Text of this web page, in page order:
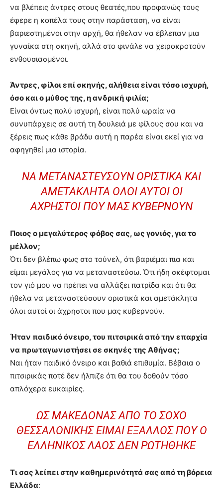
να βλέπεις άντρες στους θεατές,που προφανώς τους
έφερε η κοπέλα τους στην παράσταση, να είναι
βαριεστημένοι στην αρχή, θα ήθελαν να έβλεπαν μια
γυναίκα στη σκηνή, αλλά στο φινάλε να χειροκροτούν
ενθουσιασμένοι.
Άντρες, φίλοι επί σκηνής, αλήθεια είναι τόσο ισχυρή,
όσο και ο μύθος της, η ανδρική φιλία;
Είναι όντως πολύ ισχυρή, είναι πολύ ωραία να
συνυπάρχεις σε αυτή τη δουλειά με φίλους σου και να
ξέρεις πως κάθε βράδυ αυτή η παρέα είναι εκεί για να
αφηγηθεί μια ιστορία.
ΝΑ ΜΕΤΑΝΑΣΤΕΎΣΟΥΝ ΟΡΙΣΤΙΚΆ ΚΑΙ
ΑΜΕΤΆΚΛΗΤΑ ΌΛΟΙ ΑΥΤΟΊ ΟΙ
ΆΧΡΗΣΤΟΙ ΠΟΥ ΜΑΣ ΚΥΒΕΡΝΟΎΝ
Ποιος ο μεγαλύτερος φόβος σας, ως γονιός, για το
μέλλον;
Ότι δεν βλέπω φως στο τούνελ, ότι βαριέμαι πια και
είμαι μεγάλος για να μεταναστεύσω. Ότι ήδη σκέφτομαι
τον γιό μου να πρέπει να αλλάξει πατρίδα και ότι θα
ήθελα να μεταναστεύσουν οριστικά και αμετάκλητα
όλοι αυτοί οι άχρηστοι που μας κυβερνούν.
Ήταν παιδικό όνειρο, του πιτσιρικά από την επαρχία
να πρωταγωνιστήσει σε σκηνές της Αθήνας;
Ναι ήταν παιδικό όνειρο και βαθιά επιθυμία. Βέβαια ο
πιτσιρικάς ποτέ δεν ήλπιζε ότι θα του δοθούν τόσο
απλόχερα ευκαιρίες.
ΩΣ ΜΑΚΕΔΌΝΑΣ ΑΠΌ ΤΟ ΣΟΧΌ
ΘΕΣΣΑΛΟΝΊΚΗΣ ΕΊΜΑΙ ΈΞΑΛΛΟΣ ΠΟΥ Ο
ΕΛΛΗΝΙΚΌΣ ΛΑΌΣ ΔΕΝ ΡΩΤΉΘΗΚΕ
Τι σας λείπει στην καθημερινότητά σας από τη βόρεια
Ελλάδα;